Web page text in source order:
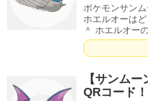
ポケモンサン
ホエルオーは
＾ ホエルオー
【サンム
QRコード